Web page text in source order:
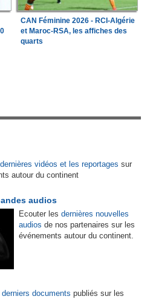
CAN Féminine 2026 - RCI-Algérie
et Maroc-RSA, les affiches des
quarts
dernières vidéos et les reportages sur
autour du continent
audios
Ecouter les dernières nouvelles
audios de nos partenaires sur les
événements autour du continent.
derniers documents publiés sur les